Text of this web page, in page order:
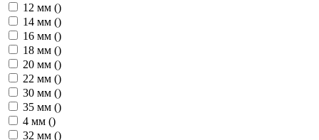
12 мм ()
14 мм ()
16 мм ()
18 мм ()
20 мм ()
22 мм ()
30 мм ()
35 мм ()
4 мм ()
32 мм ()